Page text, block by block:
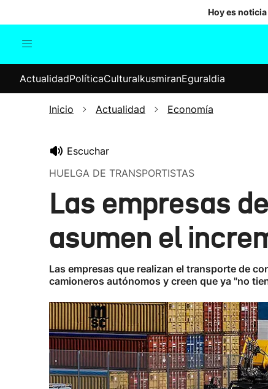
Hoy es noticia
Internacional
Elecciones
ActualidadPolíticaCulturaIkusmiranEguraldia
Inicio Actualidad Economía
Escuchar
HUELGA DE TRANSPORTISTAS
Las empresas
asumen el
Las empresas que realizan el transporte de
camioneros autónomos y creen que ya "no